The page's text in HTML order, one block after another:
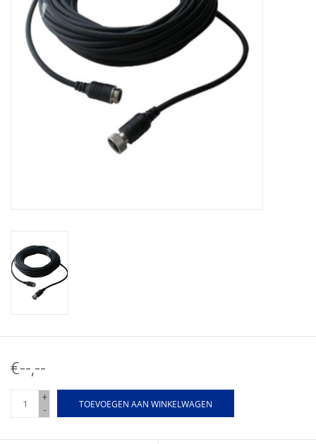
Accessoires
€--,--
+
-
TOEVOEGEN AAN WINKELWAGEN